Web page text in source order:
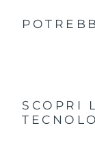
SCOPRI